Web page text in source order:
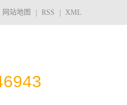
网站地图 RSS XML